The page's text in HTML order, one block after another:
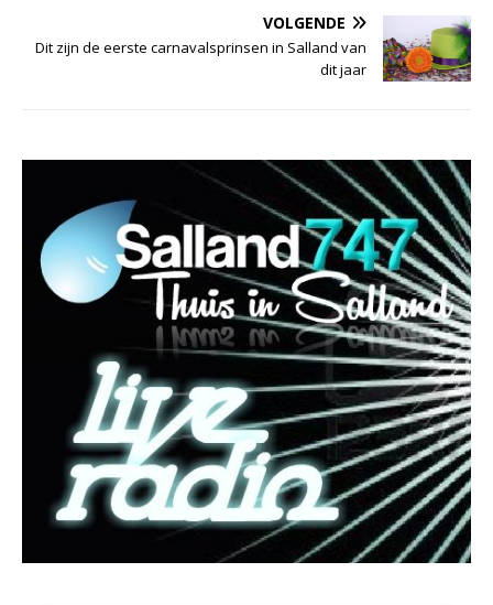
VOLGENDE
Dit zijn de eerste carnavalsprinsen in Salland van
dit jaar